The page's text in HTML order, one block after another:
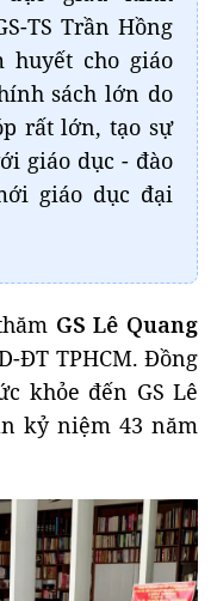
TS Trần Hồng
huyết cho giáo
sách lớn do
rất lớn, tạo sự
giáo dục - đào
giáo dục đại
GS Lê Quang
ĐT TPHCM. Đồng
khỏe đến GS Lê
kỷ niệm 43 năm